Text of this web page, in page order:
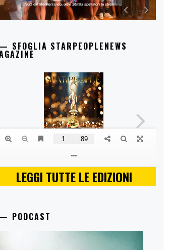
Voci dal Mediterraneo, oltre 10mila spettatori in streaming
SFOGLIA STARPEOPLENEWS
LEGGI TUTTE LE EDIZIONI
PODCAST